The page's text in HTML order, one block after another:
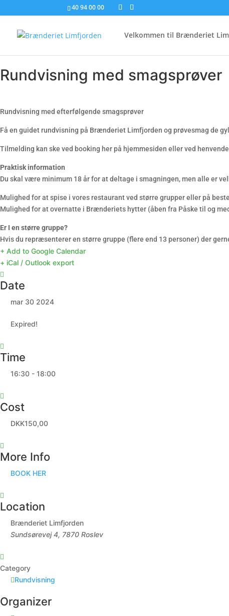
40 94 00 00
Velkommen til Brænderiet
Rundvisning med smagsprøver
Rundvisning med efterfølgende smagsprøver
Få en guidet rundvisning på Brænderiet Limfjorden og prøvesmag de
Tilmelding kan ske ved booking her på hjemmesiden eller ved
Praktisk information
Du skal være minimum 18 år for at deltage i smagningen, men alle er
Mulighed for at spise i vores restaurant ved større grupper eller på
Mulighed for at overnatte i Brænderiets hytter (åben fra Påske til og
Er I en større gruppe?
Hvis du repræsenterer en større gruppe (flere end 13 personer) der
+ Add to Google Calendar
+ iCal / Outlook export
Date
mar 30 2024
Expired!
Time
16:30 - 18:00
Cost
DKK150,00
More Info
BOOK HER
Location
Brænderiet Limfjorden
Sundsørevej 4, 7870 Roslev
Category
Rundvisning
Organizer